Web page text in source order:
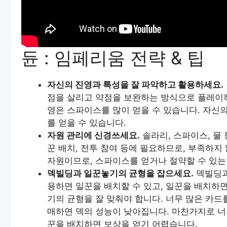
듄 : 임페리움 전략 & 팁
자신의 진영과 특성을 잘 파악하고 활용하세요.
점을 살리고 약점을 보완하는 방식으로 플레
영은 스파이스를 많이 얻을 수 있습니다. 자신
를 얻을 수 있습니다.
자원 관리에 신경쓰세요. 솔라리, 스파이스, 물
꾼 배치, 전투 참여 등에 필요하므로, 부족하
자원이므로, 스파이스를 얻거나 절약할 수 있
덱빌딩과 일꾼놓기의 균형을 잡으세요. 덱빌딩
용하면 일꾼을 배치할 수 있고, 일꾼을 배치하
기의 균형을 잘 맞춰야 합니다. 너무 많은 카
매하면 덱의 성능이 낮아집니다. 마찬가지로
꾼을 배치하면 보상을 얻기 어렵습니다.